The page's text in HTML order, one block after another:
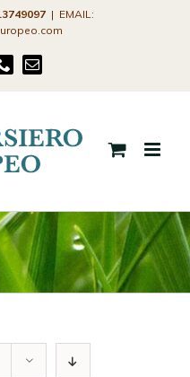
| EMAIL:
PhoneEmail